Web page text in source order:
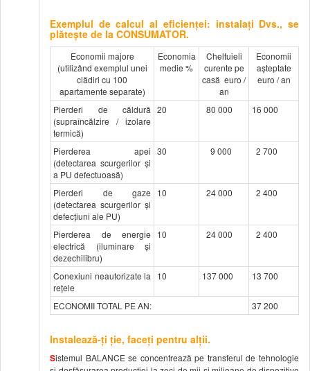
Exemplul de calcul al eficienței: instalați Dvs., se
plătește de la CONSUMATOR.
Economii majore
(utilizând exemplul unei
clădiri cu 100
apartamente separate)
Economia
medie %
Cheltuieli
curente pe
casă euro /
an
Economii
așteptate
euro / an
Pierderi de căldură
(supraîncălzire / izolare
termică)
20 80 000 16 000
Pierderea apei
(detectarea scurgerilor și
a PU defectuoasă)
30 9 000 2 700
Pierderi de gaze
(detectarea scurgerilor și
defecțiuni ale PU)
10 24 000 2 400
Pierderea de energie
electrică (iluminare și
dezechilibru)
10 24 000 2 400
Conexiuni neautorizate la
rețele
10 137 000 13 700
ECONOMII TOTAL PE AN: 37 200
Instalează-ţi ţie, faceţi pentru alţii.
Sistemul BALANCE se concentrează pe transferul de tehnologie